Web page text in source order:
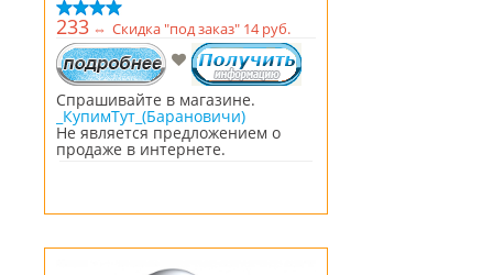
233 ⇔ Скидка "под заказ" 14 руб.
Спрашивайте в магазине.
_КупимТут_(Барановичи)
Не является предложением о
продаже в интернете.